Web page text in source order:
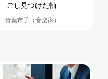
ごし見つけた軸
青葉市子（音楽家）